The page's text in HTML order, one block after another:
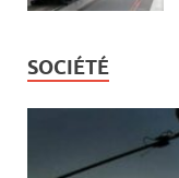
SOCIÉTÉ